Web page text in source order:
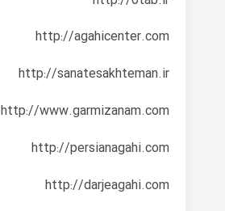
http://agahicenter.com
http://sanatesakhteman.ir
http://www.garmizanam.com
http://persianagahi.com
http://darjeagahi.com